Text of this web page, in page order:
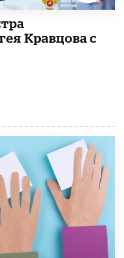
Кравцова с